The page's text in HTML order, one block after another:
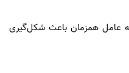
عامل همزمان باعث شکل‌گیری